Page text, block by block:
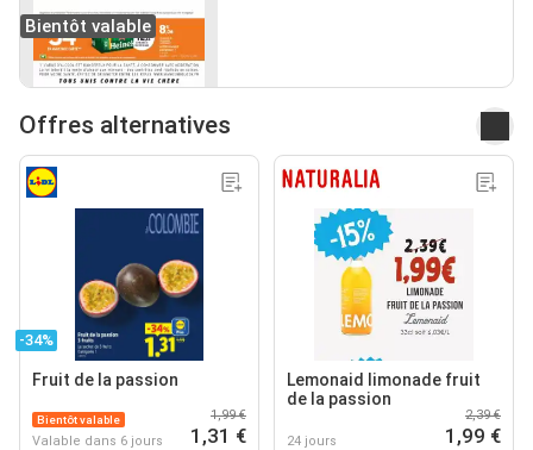
Bientôt valable
Offres alternatives
-34%
Fruit de la passion
Bientôt valable
Valable dans 6 jours
1,99 €
1,31 €
Lemonaid limonade fruit
de la passion
24 jours
2,39 €
1,99 €